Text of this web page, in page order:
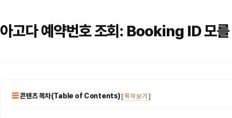
아고다 예약번호 조회: Booking ID 모를
콘텐츠 목차(Table of Contents)[목차 보기 ]